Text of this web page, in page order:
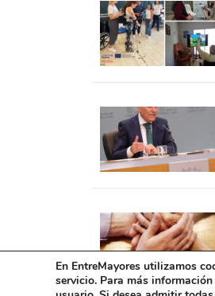
En EntreMayores utilizamos
servicio. Para más información